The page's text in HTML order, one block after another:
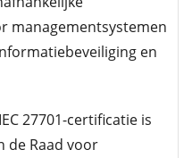
managementsystemen
en
27701-certificatie is
de Raad voor